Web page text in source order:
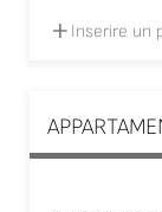
Inserire un